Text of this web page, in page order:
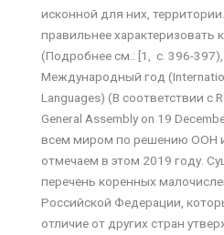
исконной для них,
правильнее
(Подробнее см.: [1, с. 396-
Международный год
Languages) (В соответствии с
General Assembly on 19
всем миром по решению ООН
отмечаем в этом 2019 году.
перечень коренных
Российской Федерации,
отличие от других стран